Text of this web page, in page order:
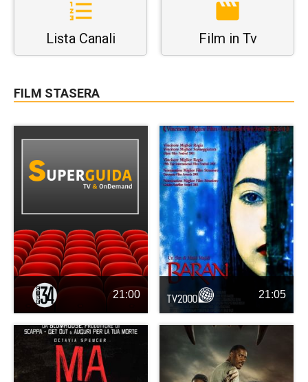
Lista Canali Film in Tv
FILM STASERA
21:00 21:05